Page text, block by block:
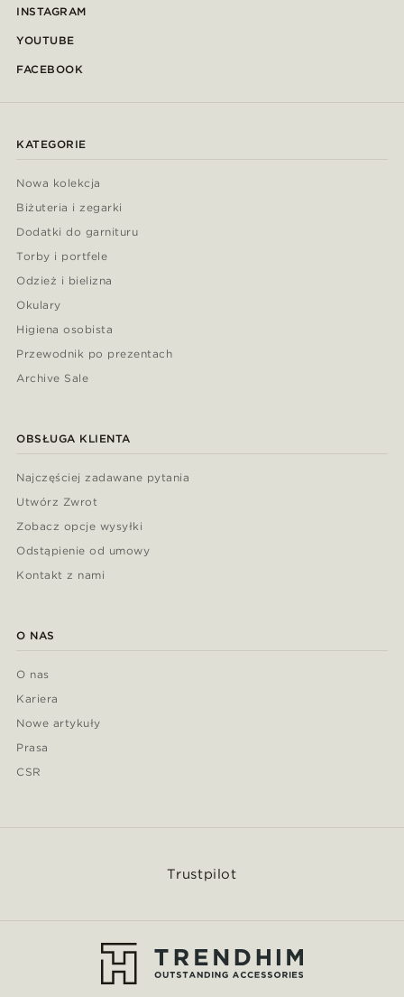
INSTAGRAM
YOUTUBE
FACEBOOK
KATEGORIE
Nowa kolekcja
Biżuteria i zegarki
Dodatki do garnituru
Torby i portfele
Odzież i bielizna
Okulary
Higiena osobista
Przewodnik po prezentach
Archive Sale
OBSŁUGA KLIENTA
Najczęściej zadawane pytania
Utwórz Zwrot
Zobacz opcje wysyłki
Odstąpienie od umowy
Kontakt z nami
O NAS
O nas
Kariera
Nowe artykuły
Prasa
CSR
Trustpilot